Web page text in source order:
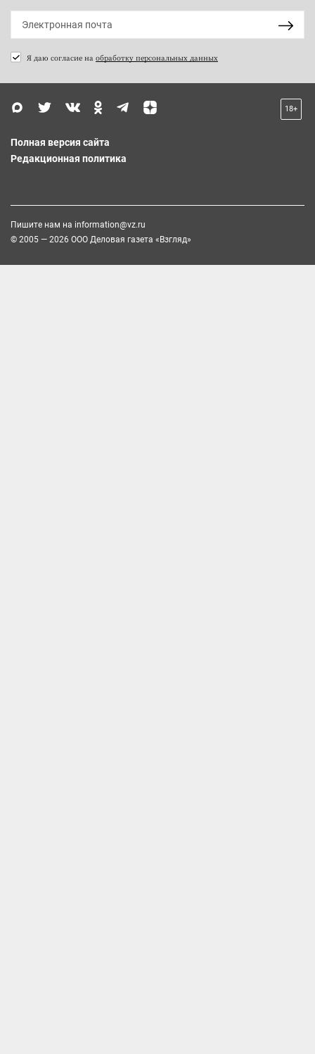
Я даю согласие на обработку персональных данных
18+
Полная версия сайта
Редакционная политика
Пишите нам на information@vz.ru
© 2005 — 2026 ООО Деловая газета «Взгляд»